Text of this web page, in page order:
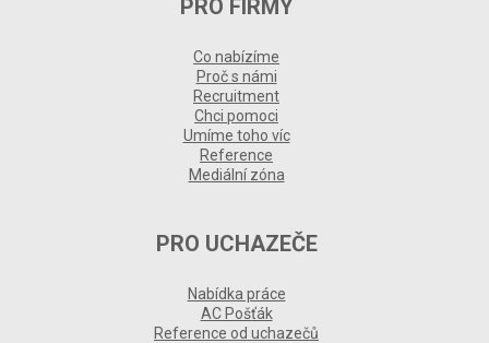
PRO FIRMY
Co nabízíme
Proč s námi
Recruitment
Chci pomoci
Umíme toho víc
Reference
Mediální zóna
PRO UCHAZEČE
Nabídka práce
AC Pošťák
Reference od uchazečů